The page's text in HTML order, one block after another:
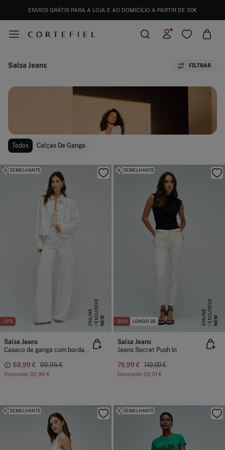
ENVIOS GRÁTIS PARA A LOJA E AO DOMICÍLIO A PARTIR DE 50€
Salsa Jeans FILTRAR
Todos Calças De Ganga
-31% NEW
E
X
C
L
US
I
V
E
O
N
L
I
N
E
SEMELHANTE
Salsa Jeans
Casaco de ganga com bordados
68,99 € 99,95 €
Desconto 30,96 €
-30% LONGO 28 NEW
E
X
C
L
US
I
V
E
O
N
L
I
N
E
SEMELHANTE
Salsa Jeans
Jeans Secret Push In
76,99 € 110,00 €
Desconto 33,01 €
SEMELHANTE SEMELHANTE